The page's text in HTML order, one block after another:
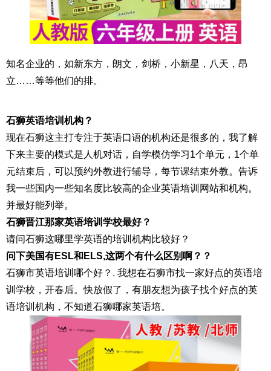
知名企业的，如新东方，朗文，剑桥，小新星，八天，昂
立……等等他们的排。
石狮英语培训机构？
现在石狮这主打专注于英语口语的机构还是很多的，我了解
下来主要的模式是人机对话，自学模仿学习1个单元，1个单
元结束后，可以预约外教进行辅导，每节课结束外教。告诉
我一些国内一些知名度比较高的企业英语培训网站和机构。
并最好能列举。
石狮晋江那家英语培训学校最好？
请问石狮这哪里学英语的培训机构比较好？
问下美国有ESL和ELS,这两个有什么区别啊？？
石狮市英语培训哪个好？. 我想在石狮市找一家好点的英语培
训学校，开春后。快放假了，有朋友想为孩子找个好点的英
语培训机构，不知道石狮哪家英语培。